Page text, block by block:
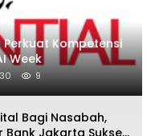
Kompetensi
Week
9
Bagi Nasabah,
Bank Jakarta Sukses